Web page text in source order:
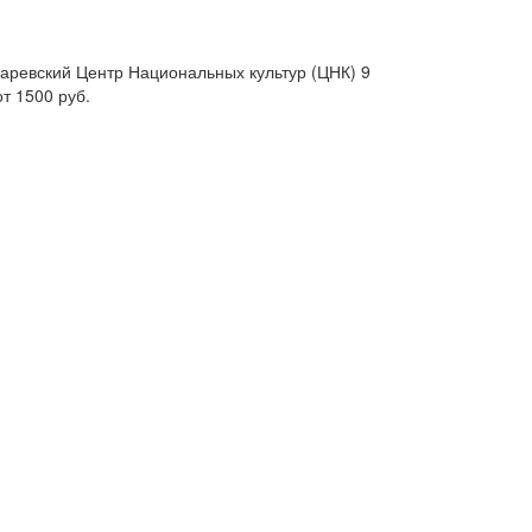
Центр Национальных культур (ЦНК) 9
1500 руб.